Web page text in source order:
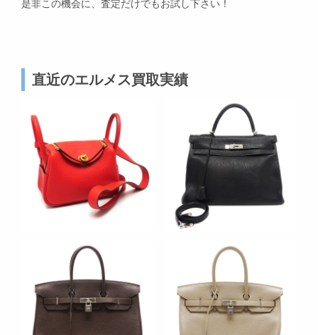
是非この機会に、査定だけでもお試し下さい！
直近のエルメス買取実績